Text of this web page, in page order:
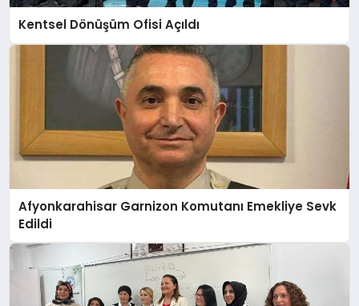
Kentsel Dönüşüm Ofisi Açıldı
Afyonkarahisar Garnizon Komutanı Emekliye Sevk
Edildi